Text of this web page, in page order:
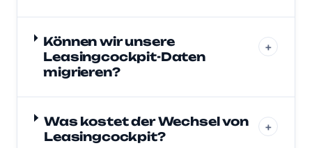
Können wir unsere
Leasingcockpit-Daten
migrieren?
+
Was kostet der Wechsel von
Leasingcockpit?
+